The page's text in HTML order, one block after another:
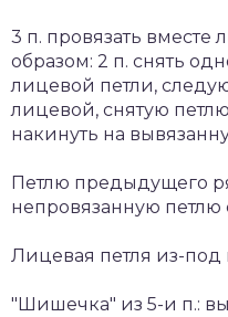
3 п. провязать
образом: 2 п. снять
лицевой петли,
лицевой, снятую
накинуть на
Петлю предыдущего
непровязанную петлю
Лицевая петля из-
"Шишечка" из 5-и п.: